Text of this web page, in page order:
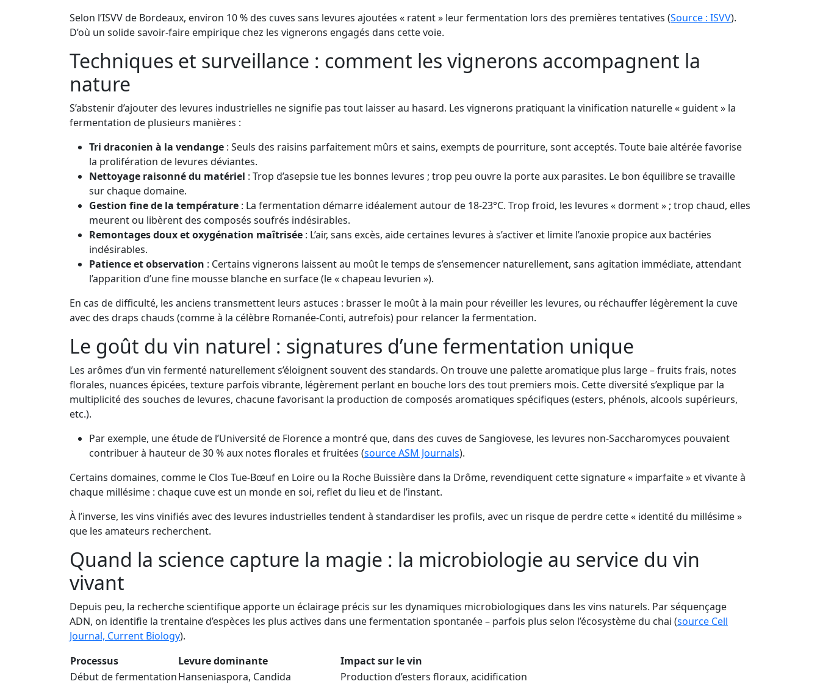
Selon l’ISVV de Bordeaux, environ 10 % des cuves sans levures ajoutées « ratent » leur fermentation lors des premières tentatives (Source : ISVV).
D’où un solide savoir-faire empirique chez les vignerons engagés dans cette voie.
Techniques et surveillance : comment les vignerons accompagnent la
nature
S’abstenir d’ajouter des levures industrielles ne signifie pas tout laisser au hasard. Les vignerons pratiquant la vinification naturelle « guident » la
fermentation de plusieurs manières :
Tri draconien à la vendange : Seuls des raisins parfaitement mûrs et sains, exempts de pourriture, sont acceptés. Toute baie altérée favorise
la prolifération de levures déviantes.
Nettoyage raisonné du matériel : Trop d’asepsie tue les bonnes levures ; trop peu ouvre la porte aux parasites. Le bon équilibre se travaille
sur chaque domaine.
Gestion fine de la température : La fermentation démarre idéalement autour de 18-23°C. Trop froid, les levures « dorment » ; trop chaud, elles
meurent ou libèrent des composés soufrés indésirables.
Remontages doux et oxygénation maîtrisée : L’air, sans excès, aide certaines levures à s’activer et limite l’anoxie propice aux bactéries
indésirables.
Patience et observation : Certains vignerons laissent au moût le temps de s’ensemencer naturellement, sans agitation immédiate, attendant
l’apparition d’une fine mousse blanche en surface (le « chapeau levurien »).
En cas de difficulté, les anciens transmettent leurs astuces : brasser le moût à la main pour réveiller les levures, ou réchauffer légèrement la cuve
avec des draps chauds (comme à la célèbre Romanée-Conti, autrefois) pour relancer la fermentation.
Le goût du vin naturel : signatures d’une fermentation unique
Les arômes d’un vin fermenté naturellement s’éloignent souvent des standards. On trouve une palette aromatique plus large – fruits frais, notes
florales, nuances épicées, texture parfois vibrante, légèrement perlant en bouche lors des tout premiers mois. Cette diversité s’explique par la
multiplicité des souches de levures, chacune favorisant la production de composés aromatiques spécifiques (esters, phénols, alcools supérieurs,
etc.).
Par exemple, une étude de l’Université de Florence a montré que, dans des cuves de Sangiovese, les levures non-Saccharomyces pouvaient
contribuer à hauteur de 30 % aux notes florales et fruitées (source ASM Journals).
Certains domaines, comme le Clos Tue-Bœuf en Loire ou la Roche Buissière dans la Drôme, revendiquent cette signature « imparfaite » et vivante à
chaque millésime : chaque cuve est un monde en soi, reflet du lieu et de l’instant.
À l’inverse, les vins vinifiés avec des levures industrielles tendent à standardiser les profils, avec un risque de perdre cette « identité du millésime »
que les amateurs recherchent.
Quand la science capture la magie : la microbiologie au service du vin
vivant
Depuis peu, la recherche scientifique apporte un éclairage précis sur les dynamiques microbiologiques dans les vins naturels. Par séquençage
ADN, on identifie la trentaine d’espèces les plus actives dans une fermentation spontanée – parfois plus selon l’écosystème du chai (source Cell
Journal, Current Biology).
Processus
Levure dominante
Impact sur le vin
Début de fermentationHanseniaspora, Candida
Production d’esters floraux, acidification